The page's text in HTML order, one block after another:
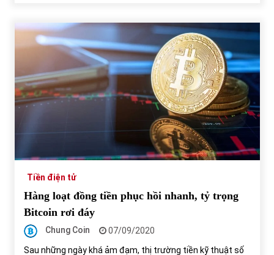
Tiền điện tử
Hàng loạt đồng tiền phục hồi nhanh, tỷ trọng
Bitcoin rơi đáy
Chung Coin
07/09/2020
Sau những ngày khá ảm đạm, thị trường tiền kỹ thuật số